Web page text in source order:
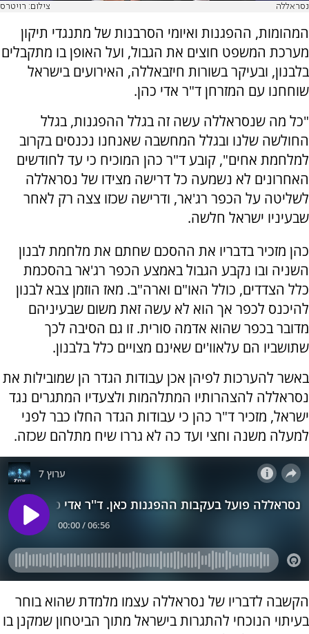
נסראללה צילום: רויטרס
המהומות, ההפגנות ואיומי הסרבנות של מתנגדי תיקון
מערכת המשפט חוצים את הגבול, ועל האופן בו מתקבלים
בלבנון, ובעיקר בשורות חיזבאללה, האירועים בישראל
שוחחנו עם המזרחן ד"ר אדי כהן.
"כל מה שנסראללה עשה זה בגלל ההפגנות, בגלל
החולשה שלנו ובגלל המחשבה שאנחנו נכנסים בקרוב
למלחמת אחים", קובע ד"ר כהן המוכיח כי עד לחודשים
האחרונים לא נשמעה כל דרישה מצידו של נסראללה
לשליטה על הכפר רג'אר, ודרישה שכזו צצה רק לאחר
שבעיניו ישראל חלשה.
כהן מזכיר בדבריו את ההסכם שחתם את מלחמת לבנון
השניה ובו נקבע הגבול באמצע הכפר רג'אר בהסכמת
כלל הצדדים, כולל האו"ם וארה"ב. מאז הוזמן צבא לבנון
להיכנס לכפר אך הוא לא עשה זאת משום שבעיניהם
מדובר בכפר שהוא אדמה סורית. זו גם הסיבה לכך
שתושביו הם עלאוו'ים שאינם מצויים כלל בלבנון.
באשר להערכות לפיהן אכן עבודות הגדר הן שמובילות את
נסראללה להצהרותיו המתלהמות ולצעדיו המתגרים נגד
ישראל, מזכיר ד"ר כהן כי עבודות הגדר החלו כבר לפני
למעלה משנה וחצי ועד כה לא גררו שיח מתלהם שכזה.
הקשבה לדבריו של נסראללה עצמו מלמדת שהוא בוחר
בעיתוי הנוכחי להתגרות בישראל מתוך הביטחון שמקנן בו